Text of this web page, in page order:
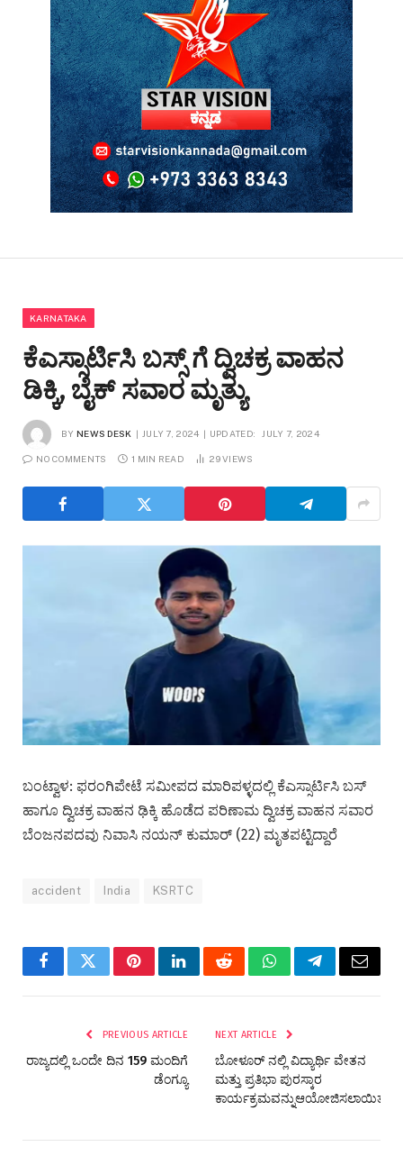
KARNATAKA
ಕೆಎಸ್ಸಾರ್ಟಿಸಿ ಬಸ್ಸ್ ಗೆ ದ್ವಿಚಕ್ರ ವಾಹನ‌
ಡಿಕ್ಕಿ, ಬೈಕ್ ಸವಾರ ಮೃತ್ಯು
BY NEWS DESK JULY 7, 2024 UPDATED: JULY 7, 2024
NO COMMENTS 1 MIN READ 29VIEWS
ಬಂಟ್ವಾಳ: ಫರಂಗಿಪೇಟೆ ಸಮೀಪದ ಮಾರಿಪಳ್ಳದಲ್ಲಿ ಕೆಎಸ್ಸಾರ್ಟಿಸಿ ಬಸ್
ಹಾಗೂ ದ್ವಿಚಕ್ರ ವಾಹನ‌ ಢಿಕ್ಕಿ ಹೊಡೆದ ಪರಿಣಾಮ ದ್ವಿಚಕ್ರ ವಾಹನ‌ ಸವಾರ
ಬೆಂಜನಪದವು ನಿವಾಸಿ ನಯನ್ ಕುಮಾರ್ (22) ಮೃತಪಟ್ಟಿದ್ದಾರೆ
accident India KSRTC
FacebookTwitterPinterestLinkedInRedditWhatsAppTelegramEmail
PREVIOUS ARTICLE
ರಾಜ್ಯದಲ್ಲಿ ಒಂದೇ ದಿನ 159 ಮಂದಿಗೆ
ಡೆಂಗ್ಯೂ
NEXT ARTICLE
ಬೋಳೂರ್ ನಲ್ಲಿ ವಿದ್ಯಾರ್ಥಿ ವೇತನ
ಮತ್ತು ಪ್ರತಿಭಾ ಪುರಸ್ಕಾರ
ಕಾರ್ಯಕ್ರಮವನ್ನುಆಯೋಜಿಸಲಾಯಿತು